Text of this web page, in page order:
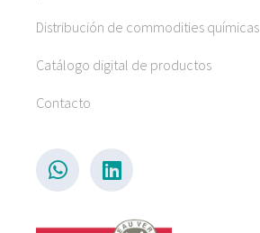
Distribución de commodities químicas
Catálogo digital de productos
Contacto